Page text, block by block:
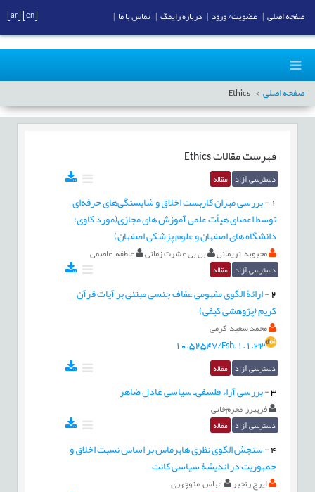
صفحه اصلی Ethics
فهرست مقالاتEthics
دسترسی آزاد مقاله
-بررسی میزان کاربست اخلاق و شایستگی‌های حرفه‌ای
توسط اعضای هیأت علمی آموزش های مجازی(مورد کاوی:
دانشگاه های اصفهان و علوم پزشکی اصفهان)
محبوبه نریمانی بی بی عشرت زمانی عاطفه عاصمی
دسترسی آزاد مقاله
2
-ارائۀ الگوی مفهومی عفاف جنسی مبتنی بر آیات قرآن
کریم (پژوهشی کیفی)
محمد سعید کرمی
10.52547/Fsh.1.1.33
دسترسی آزاد مقاله
3
-بررسی آراء فلسفی‌ـ سیاسی عادل ضاهر
فریبرز محرم‌خانی
دسترسی آزاد مقاله
4
-سنجش الگوی نظری هابرماس بر اساس نسبت اخلاق و
جمهوریت در اندیشة سیاسی کانت
ایرج رنجبر عباس منوچهری
صفحه اصلی عضویت/ ورود درباره رایمگ تماس با ما [ar]